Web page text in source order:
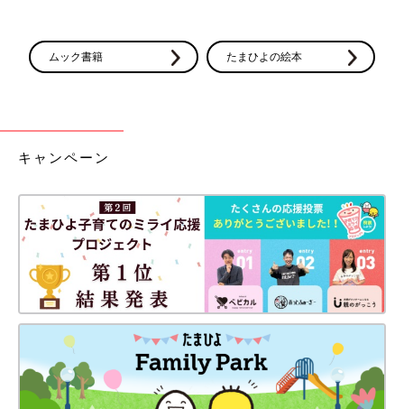
ムック書籍 たまひよの絵本
キャンペーン